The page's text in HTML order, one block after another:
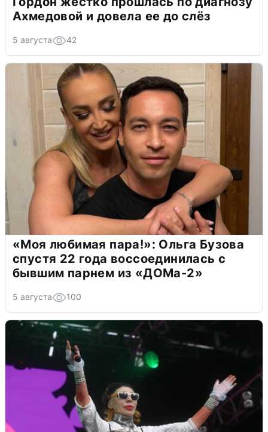
Ахмедовой и довела ее до слёз
5 августа 42
«Моя любимая пара!»: Ольга Бузова
спустя 22 года воссоединилась с
бывшим парнем из «ДОМа-2»
5 августа 100